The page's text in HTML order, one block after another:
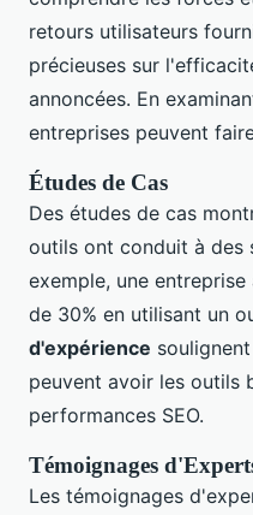
retours utilisateurs
précieuses sur
annoncées. En
entreprises peuvent
Études de Cas
Des études de cas
outils ont conduit à des
exemple, une
de 30% en utilisant un
d'expérience
peuvent avoir les outils
performances SEO.
Témoignages
Les témoignages